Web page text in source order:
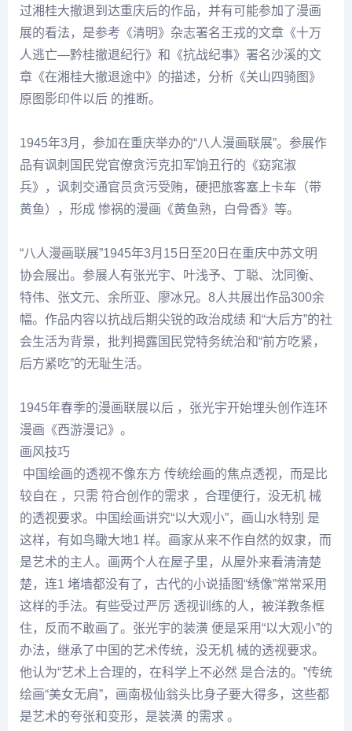
过湘桂大撤退到达重庆后的作品，并有可能参加了漫画
展的看法，是参考《清明》杂志署名王戎的文章《十万
人逃亡—黔桂撤退纪行》和《抗战纪事》署名沙溪的文
章《在湘桂大撤退途中》的描述，分析《关山四骑图》
原图影印件以后 的推断。
1945年3月，参加在重庆举办的“八人漫画联展”。参展作
品有讽刺国民党官僚贪污克扣军饷丑行的《窈窕淑
兵》，讽刺交通官员贪污受贿，硬把旅客塞上卡车（带
黄鱼），形成 惨祸的漫画《黄鱼熟，白骨香》等。
“八人漫画联展”1945年3月15日至20日在重庆中苏文明
协会展出。参展人有张光宇、 叶浅予、 丁聪、 沈同衡、
特伟、 张文元、 余所亚、 廖冰兄。8人共展出作品300余
幅。作品内容以抗战后期尖锐的政治成绩 和“大后方”的社
会生活为背景，批判揭露国民党特务统治和“前方吃紧，
后方紧吃”的无耻生活。
1945年春季的漫画联展以后 ，张光宇开始埋头创作连环
漫画《西游漫记》。
画风技巧
中国绘画的透视不像东方 传统绘画的焦点透视，而是比
较自在 ，只需 符合创作的需求 ，合理便行，没无机 械
的透视要求。中国绘画讲究“以大观小”，画山水特别 是
这样，有如鸟瞰大地1 样。画家从来不作自然的奴隶，而
是艺术的主人。画两个人在屋子里，从屋外来看清清楚
楚，连1 堵墙都没有了，古代的小说插图“绣像”常常采用
这样的手法。有些受过严厉 透视训练的人，被洋教条框
住，反而不敢画了。 张光宇的装潢 便是采用“以大观小”的
办法，继承了中国的艺术传统，没无机 械的透视要求。
他认为“艺术上合理的，在科学上不必然 是合法的。”传统
绘画“美女无肩”，画南极仙翁头比身子要大得多，这些都
是艺术的夸张和变形，是装潢 的需求 。